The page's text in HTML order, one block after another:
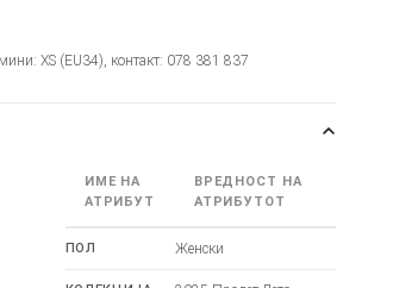
XS (EU34), контакт: 078 381 837
ИМЕ НА
АТРИБУТ
ВРЕДНОСТ НА
АТРИБУТОТ
ПОЛ Женски